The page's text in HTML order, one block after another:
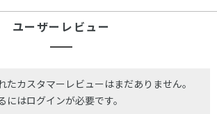
ユーザーレビュー
たカスタマーレビューはまだありません。
にはログインが必要です。